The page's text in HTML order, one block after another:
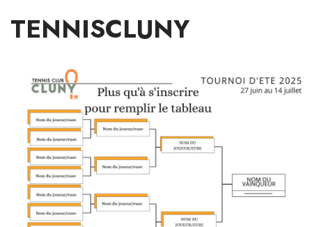
TENNISCLUNY